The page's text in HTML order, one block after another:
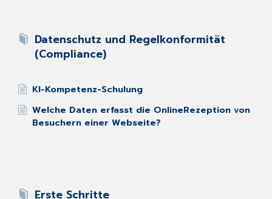
Datenschutz und Regelkonformität
(Compliance)
KI-Kompetenz-Schulung
Welche Daten erfasst die OnlineRezeption von
Besuchern einer Webseite?
Erste Schritte